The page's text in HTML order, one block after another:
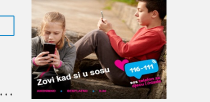
MOGUĆNOST RAZMJENE MLADIMA S INVALIDITETOM NUDI USPJEŠNU INTEGRACIJU U DRUŠTVU